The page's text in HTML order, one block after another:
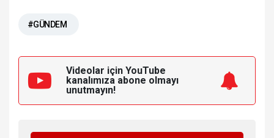
#GÜNDEM
Videolar için YouTube
kanalımıza abone olmayı
unutmayın!